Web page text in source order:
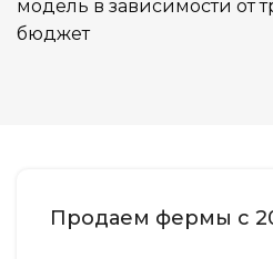
модель в зависимости от
бюджет
Продаем фермы с